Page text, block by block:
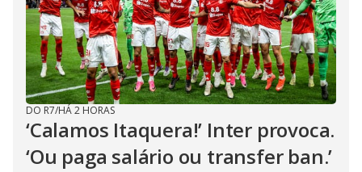
DO R7/HÁ 2 HORAS
‘Calamos Itaquera!’ Inter provoca.
‘Ou paga salário ou transfer ban.’